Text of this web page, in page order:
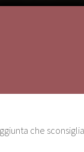
che